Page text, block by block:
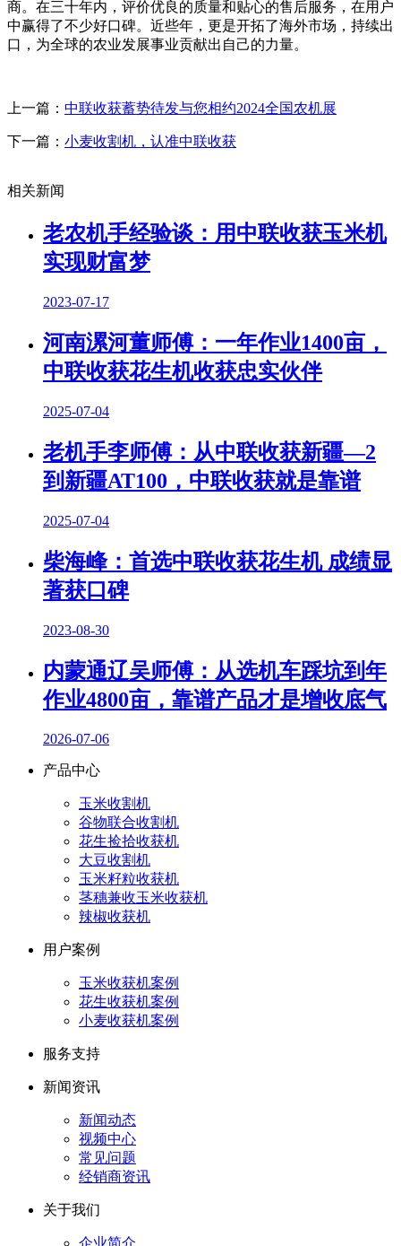
商。在三十年内，评价优良的质量和贴心的售后服务，在用户
中赢得了不少好口碑。近些年，更是开拓了海外市场，持续出
口，为全球的农业发展事业贡献出自己的力量。
上一篇： 中联收获蓄势待发与您相约2024全国农机展
下一篇： 小麦收割机，认准中联收获
相关新闻
老农机手经验谈：用中联收获玉米机
实现财富梦
2023-07-17
河南漯河董师傅：一年作业1400亩，
中联收获花生机收获忠实伙伴
2025-07-04
老机手李师傅：从中联收获新疆—2
到新疆AT100，中联收获就是靠谱
2025-07-04
柴海峰：首选中联收获花生机 成绩显
著获口碑
2023-08-30
内蒙通辽吴师傅：从选机车踩坑到年
作业4800亩，靠谱产品才是增收底气
2026-07-06
产品中心
玉米收割机
谷物联合收割机
花生捡拾收获机
大豆收割机
玉米籽粒收获机
茎穗兼收玉米收获机
辣椒收获机
用户案例
玉米收获机案例
花生收获机案例
小麦收获机案例
服务支持
新闻资讯
新闻动态
视频中心
常见问题
经销商资讯
关于我们